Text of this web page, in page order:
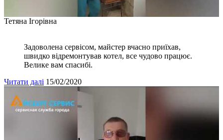
Тетяна Ігорівна
Задоволена сервісом, майстер вчасно приїхав,
швидко відремонтував котел, все чудово працює.
Велике вам спасибі.
Читати далі 15/02/2020